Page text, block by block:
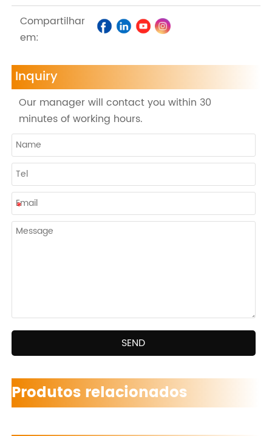
Compartilhar
em:
Inquiry
Our manager will contact you within 30
minutes of working hours.
SEND
Produtos relacionados